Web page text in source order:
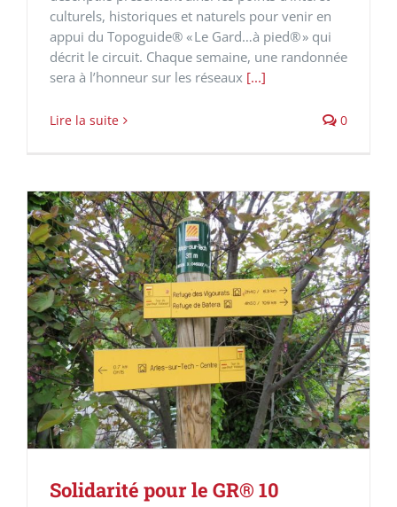
culturels, historiques et naturels pour venir en
appui du Topoguide® « Le Gard…à pied® » qui
décrit le circuit. Chaque semaine, une randonnée
sera à l’honneur sur les réseaux [...]
Lire la suite 0
Solidarité pour le GR® 10